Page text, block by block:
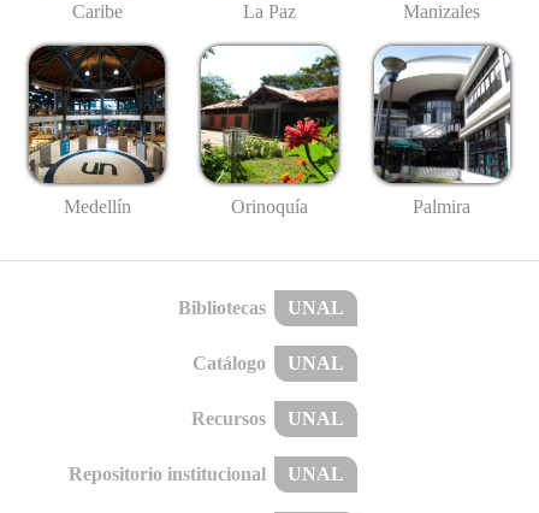
Caribe La Paz Manizales
Medellín Orinoquía Palmira
Bibliotecas UNAL
Catálogo UNAL
Recursos UNAL
Repositorio institucional UNAL